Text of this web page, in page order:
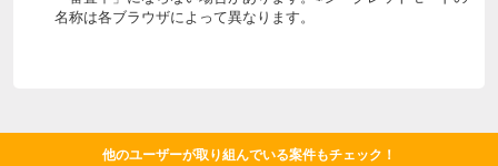
名称は各ブラウザによって異なります。
他のユーザーが取り組んでいる案件もチェック！